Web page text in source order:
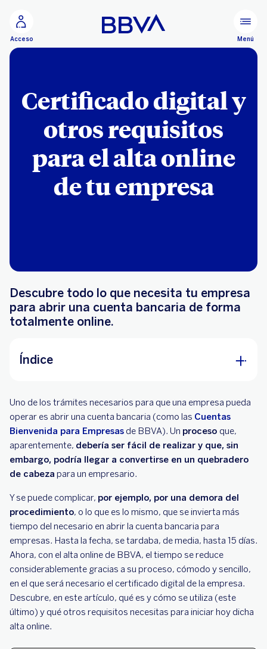
Acceso Menú
Certificado digital y
otros requisitos
para el alta online
de tu empresa
Descubre todo lo que necesita tu empresa
para abrir una cuenta bancaria de forma
totalmente online.
Índice
de Internet?
Cómo darse de alta online
Para realizar el alta online de la empresa, ¿hay
que abrir una cuenta bancaria?
dar de alta tu empresa en BBVA?
¿Qué es el certificado digital para empresas?
¿Cómo funciona el certificado digital para
empresas?
¿Qué es el software de autofirma?
Además del certificado digital para empresas y
el software de autofirma, ¿qué otros
Uno de los trámites necesarios para que una empresa pueda
operar es abrir una cuenta bancaria (como las Cuentas
Bienvenida para Empresas de BBVA). Un proceso que,
aparentemente, debería ser fácil de realizar y que, sin
embargo, podría llegar a convertirse en un quebradero
de cabeza para un empresario.
Y se puede complicar, por ejemplo, por una demora del
procedimiento, o lo que es lo mismo, que se invierta más
tiempo del necesario en abrir la cuenta bancaria para
empresas. Hasta la fecha, se tardaba, de media, hasta 15 días.
Ahora, con el alta online de BBVA, el tiempo se reduce
considerablemente gracias a su proceso, cómodo y sencillo,
en el que será necesario el certificado digital de la empresa.
Descubre, en este artículo, qué es y cómo se utiliza (este
último) y qué otros requisitos necesitas para iniciar hoy dicha
alta online.